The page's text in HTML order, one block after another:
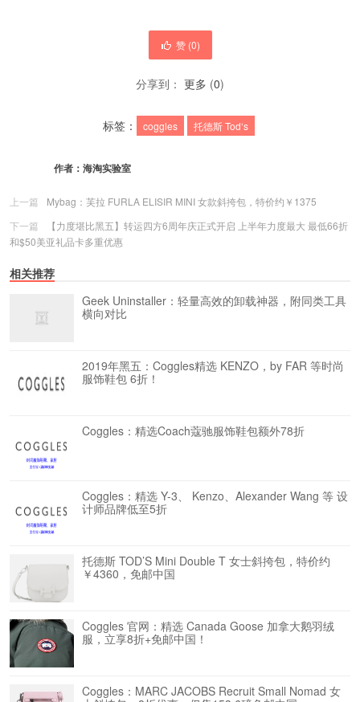
赞 (0)
分享到： 更多 (0)
标签： coggles 托德斯 Tod‘s
作者： 海淘实验室
上一篇
Mybag：芙拉 FURLA ELISIR MINI 女款斜挎包，特价约￥1375
下一篇
【力度堪比黑五】转运四方6周年庆正式开启 上半年力度最大 最低66折
和$50美亚礼品卡多重优惠
相关推荐
Geek Uninstaller：轻量高效的卸载神器，附同类工具
横向对比
2019年黑五：Coggles精选 KENZO，by FAR 等时尚
服饰鞋包 6折！
Coggles：精选Coach蔻驰服饰鞋包额外78折
Coggles：精选 Y-3、 Kenzo、Alexander Wang 等 设
计师品牌低至5折
托德斯 TOD’S Mini Double T 女士斜挎包，特价约
￥4360，免邮中国
Coggles 官网：精选 Canada Goose 加拿大鹅羽绒
服，立享8折+免邮中国！
Coggles：MARC JACOBS Recruit Small Nomad 女